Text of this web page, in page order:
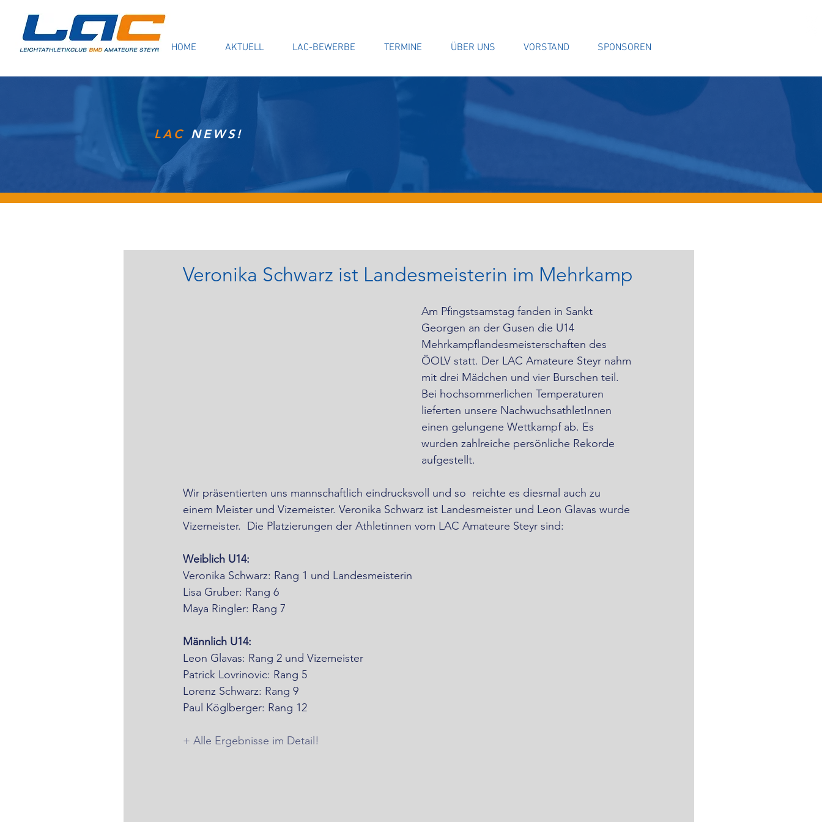
HOME AKTUELL LAC-BEWERBE TERMINE ÜBER UNS VORSTAND SPONSOREN
LAC NEWS!
Veronika Schwarz ist Landesmeisterin im Mehrkamp
Am Pfingstsamstag fanden in Sankt
Georgen an der Gusen die U14
Mehrkampflandesmeisterschaften des
ÖOLV statt. Der LAC Amateure Steyr nahm
mit drei Mädchen und vier Burschen teil.
Bei hochsommerlichen Temperaturen
lieferten unsere NachwuchsathletInnen
einen gelungene Wettkampf ab. Es
wurden zahlreiche persönliche Rekorde
aufgestellt.
Wir präsentierten uns mannschaftlich eindrucksvoll und so  reichte es diesmal auch zu
einem Meister und Vizemeister. Veronika Schwarz ist Landesmeister und Leon Glavas wurde
Vizemeister.  Die Platzierungen der Athletinnen vom LAC Amateure Steyr sind:
Weiblich U14:
Veronika Schwarz: Rang 1 und Landesmeisterin
Lisa Gruber: Rang 6
Maya Ringler: Rang 7
Männlich U14:
Leon Glavas: Rang 2 und Vizemeister
Patrick Lovrinovic: Rang 5
Lorenz Schwarz: Rang 9
Paul Köglberger: Rang 12
+ Alle Ergebnisse im Detail!